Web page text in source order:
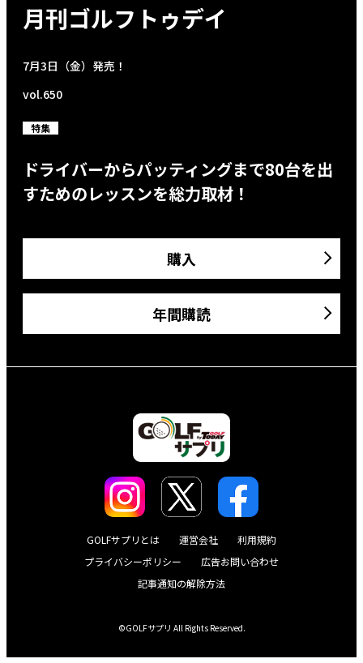
月刊ゴルフトゥデイ
7月3日（金）発売！
vol.650
特集
ドライバーからパッティングまで80台を出
すためのレッスンを総力取材！
購入
年間購読
GOLFサプリとは 運営会社
利用規約
プライバシーポリシー
広告お問い合わせ
記事通知の解除方法
©GOLFサプリ All Rights Reserved.